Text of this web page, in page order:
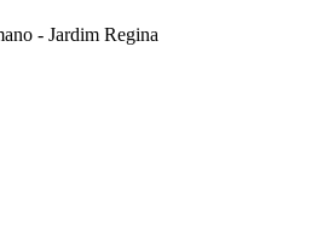
- Jardim Regina